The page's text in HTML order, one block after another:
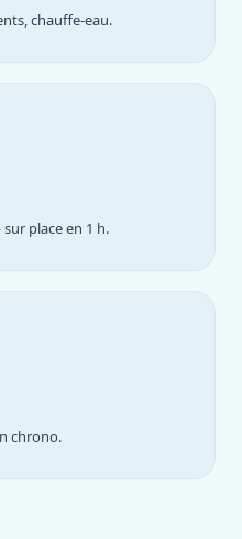
chauffe-eau.
place en 1 h.
chrono.